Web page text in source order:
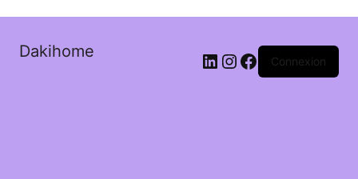
Dakihome Connexion